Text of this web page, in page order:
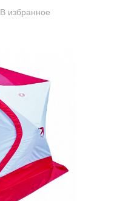
В избранное